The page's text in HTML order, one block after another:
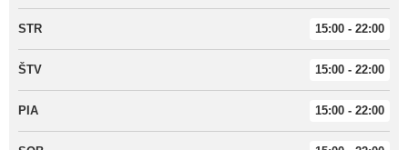
STR 15:00 - 22:00
ŠTV 15:00 - 22:00
PIA 15:00 - 22:00